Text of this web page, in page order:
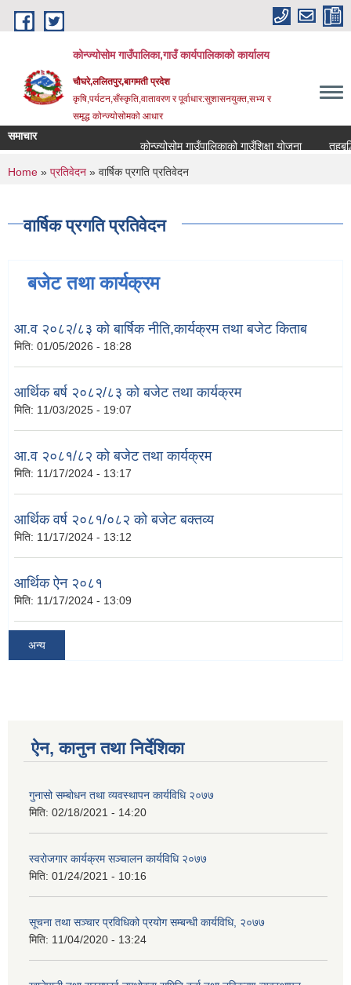
Skip to main content
कोन्ज्योसोम गाउँपालिका,गाउँ कार्यपालिकाको कार्यालय
चौघरे,ललितपुर,बागमती प्रदेश
कृषि,पर्यटन,सँस्कृति,वातावरण र पूर्वाधार:सुशासनयुक्त,सभ्य र
समृद्ध कोन्ज्योसोमको आधार
समाचार
कोन्ज्योसोम गाउँपालिकाको गाउँशिक्षा योजना
You are here
Home » प्रतिवेदन » वार्षिक प्रगति प्रतिवेदन
वार्षिक प्रगति प्रतिवेदन
बजेट तथा कार्यक्रम
आ.व २०८२/८३ को बार्षिक नीति,कार्यक्रम तथा बजेट किताब
मिति: 01/05/2026 - 18:28
आर्थिक बर्ष २०८२/८३ को बजेट तथा कार्यक्रम
मिति: 11/03/2025 - 19:07
आ.व २०८१/८२ को बजेट तथा कार्यक्रम
मिति: 11/17/2024 - 13:17
आर्थिक वर्ष २०८१/०८२ को बजेट बक्तव्य
मिति: 11/17/2024 - 13:12
आर्थिक ऐन २०८१
मिति: 11/17/2024 - 13:09
अन्य
ऐन, कानुन तथा निर्देशिका
गुनासो सम्बोधन तथा व्यवस्थापन कार्यविधि २०७७
मिति: 02/18/2021 - 14:20
स्वरोजगार कार्यक्रम सञ्चालन कार्यविधि २०७७
मिति: 01/24/2021 - 10:16
सूचना तथा सञ्चार प्रविधिको प्रयोग सम्बन्धी कार्यविधि, २०७७
मिति: 11/04/2020 - 13:24